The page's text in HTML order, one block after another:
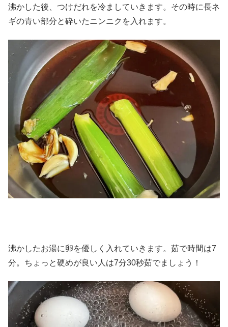
沸かした後、つけだれを冷ましていきます。その時に長ネ
ギの青い部分と砕いたニンニクを入れます。
沸かしたお湯に卵を優しく入れていきます。茹で時間は7
分。ちょっと硬めが良い人は7分30秒茹でましょう！